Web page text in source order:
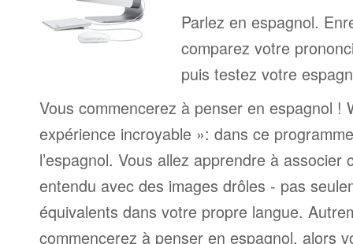
Parlez en espagnol.
comparez votre
puis testez votre
Vous commencerez à penser en espagnol !
expérience incroyable »: dans ce
l’espagnol. Vous allez apprendre à associer
entendu avec des images drôles - pas
équivalents dans votre propre langue.
commencerez à penser en espagnol, alors